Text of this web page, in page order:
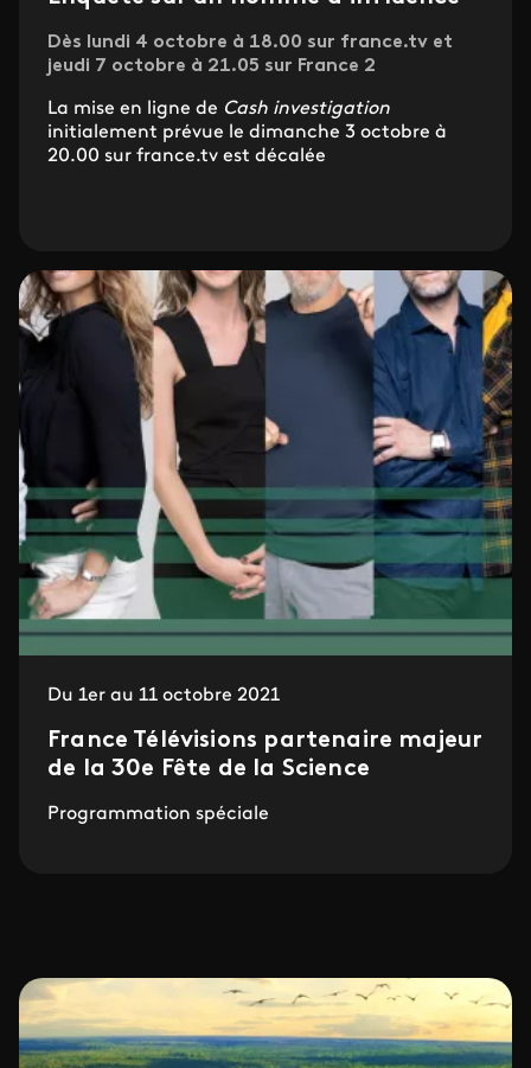
Dès lundi 4 octobre à 18.00 sur france.tv et
jeudi 7 octobre à 21.05 sur France 2
La mise en ligne de Cash investigation
initialement prévue le dimanche 3 octobre à
20.00 sur france.tv est décalée
Du 1er au 11 octobre 2021
France Télévisions partenaire majeur
de la 30e Fête de la Science
Programmation spéciale